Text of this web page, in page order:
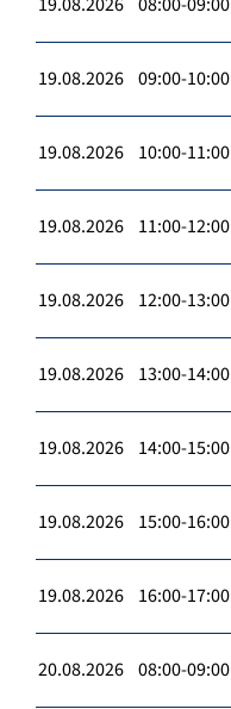
19.08.2026 09:00-10:00
19.08.2026 10:00-11:00
19.08.2026 11:00-12:00
19.08.2026 12:00-13:00
19.08.2026 13:00-14:00
19.08.2026 14:00-15:00
19.08.2026 15:00-16:00
19.08.2026 16:00-17:00
20.08.2026 08:00-09:00